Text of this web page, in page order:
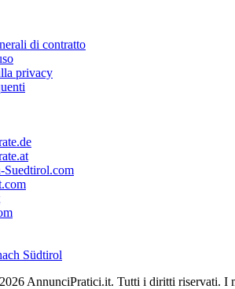
di contratto
privacy
Suedtirol.com
Südtirol
AnnunciPratici.it. Tutti i diritti riservati. I